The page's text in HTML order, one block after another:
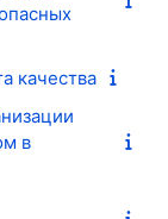
качества
в